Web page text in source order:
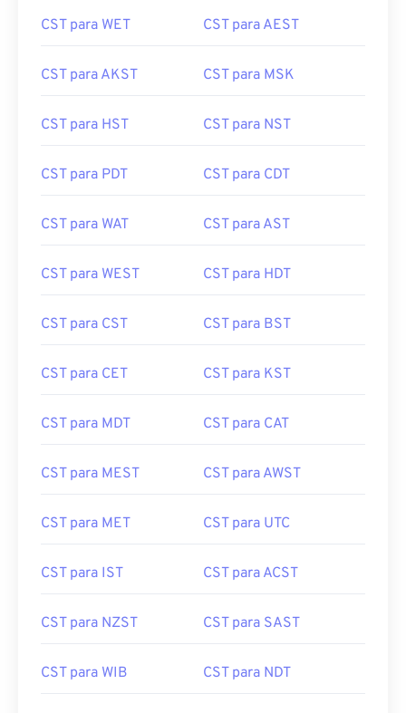
CST para WET CST para AEST
CST para AKST CST para MSK
CST para HST CST para NST
CST para PDT CST para CDT
CST para WAT CST para AST
CST para WEST CST para HDT
CST para CST CST para BST
CST para CET CST para KST
CST para MDT CST para CAT
CST para MEST CST para AWST
CST para MET CST para UTC
CST para IST CST para ACST
CST para NZST CST para SAST
CST para WIB CST para NDT